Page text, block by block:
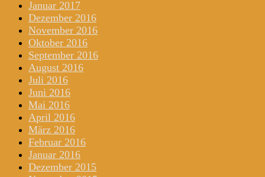
Januar 2017
Dezember 2016
November 2016
Oktober 2016
September 2016
August 2016
Juli 2016
Juni 2016
Mai 2016
April 2016
März 2016
Februar 2016
Januar 2016
Dezember 2015